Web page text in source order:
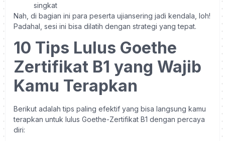
singkat
Nah, di bagian ini para peserta ujiansering jadi kendala, loh!
Padahal, sesi ini bisa dilatih dengan strategi yang tepat.
10 Tips Lulus Goethe
Zertifikat B1 yang Wajib
Kamu Terapkan
Berikut adalah tips paling efektif yang bisa langsung kamu
terapkan untuk lulus Goethe-Zertifikat B1 dengan percaya
diri: